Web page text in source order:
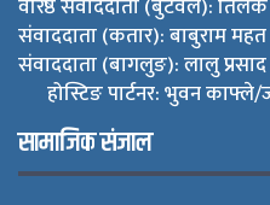
वरिष्ठ संवाददाता (बुटवल):
संवाददाता (कतार): बाबुराम महत
संवाददाता (बागलुङ): लालु
होस्टिङ पार्टनर: भुवन
सामाजिक संजाल